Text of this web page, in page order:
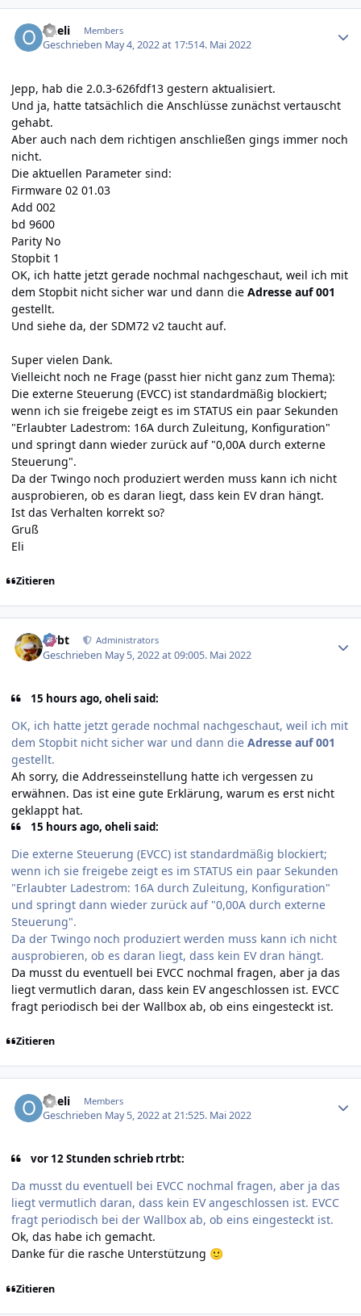
oheli Members
Geschrieben May 4, 2022 at 17:514. Mai 2022
Jepp, hab die 2.0.3-626fdf13 gestern aktualisiert.
Und ja, hatte tatsächlich die Anschlüsse zunächst vertauscht
gehabt.
Aber auch nach dem richtigen anschließen gings immer noch
nicht.
Die aktuellen Parameter sind:
Firmware 02 01.03
Add 002
bd 9600
Parity No
Stopbit 1
OK, ich hatte jetzt gerade nochmal nachgeschaut, weil ich mit
dem Stopbit nicht sicher war und dann die Adresse auf 001
gestellt.
Und siehe da, der SDM72 v2 taucht auf.
Super vielen Dank.
Vielleicht noch ne Frage (passt hier nicht ganz zum Thema):
Die externe Steuerung (EVCC) ist standardmäßig blockiert;
wenn ich sie freigebe zeigt es im STATUS ein paar Sekunden
"Erlaubter Ladestrom: 16A durch Zuleitung, Konfiguration"
und springt dann wieder zurück auf "0,00A durch externe
Steuerung".
Da der Twingo noch produziert werden muss kann ich nicht
ausprobieren, ob es daran liegt, dass kein EV dran hängt.
Ist das Verhalten korrekt so?
Gruß
Eli
Zitieren
rtrbt Administrators
Geschrieben May 5, 2022 at 09:005. Mai 2022
15 hours ago, oheli said:
OK, ich hatte jetzt gerade nochmal nachgeschaut, weil ich mit
dem Stopbit nicht sicher war und dann die Adresse auf 001
gestellt.
Ah sorry, die Addresseinstellung hatte ich vergessen zu
erwähnen. Das ist eine gute Erklärung, warum es erst nicht
geklappt hat.
15 hours ago, oheli said:
Die externe Steuerung (EVCC) ist standardmäßig blockiert;
wenn ich sie freigebe zeigt es im STATUS ein paar Sekunden
"Erlaubter Ladestrom: 16A durch Zuleitung, Konfiguration"
und springt dann wieder zurück auf "0,00A durch externe
Steuerung".
Da der Twingo noch produziert werden muss kann ich nicht
ausprobieren, ob es daran liegt, dass kein EV dran hängt.
Da musst du eventuell bei EVCC nochmal fragen, aber ja das
liegt vermutlich daran, dass kein EV angeschlossen ist. EVCC
fragt periodisch bei der Wallbox ab, ob eins eingesteckt ist.
Zitieren
oheli Members
Geschrieben May 5, 2022 at 21:525. Mai 2022
vor 12 Stunden schrieb rtrbt:
Da musst du eventuell bei EVCC nochmal fragen, aber ja das
liegt vermutlich daran, dass kein EV angeschlossen ist. EVCC
fragt periodisch bei der Wallbox ab, ob eins eingesteckt ist.
Ok, das habe ich gemacht.
Danke für die rasche Unterstützung 🙂
Zitieren